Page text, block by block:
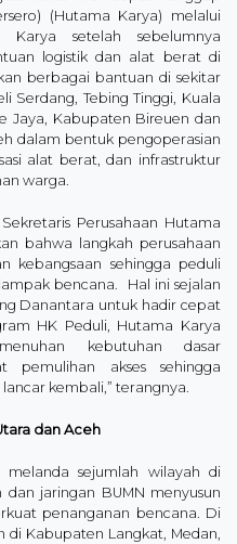
(Hutama Karya) melalui
setelah sebelumnya
logistik dan alat berat di
berbagai bantuan di sekitar
Serdang, Tebing Tinggi, Kuala
Jaya, Kabupaten Bireuen dan
dalam bentuk pengoperasian
alat berat, dan infrastruktur
warga.
Perusahaan Hutama
bahwa langkah perusahaan
kebangsaan sehingga peduli
bencana. Hal ini sejalan
Danantara untuk hadir cepat
HK Peduli, Hutama Karya
kebutuhan dasar
pemulihan akses sehingga
kembali,” terangnya.
dan Aceh
melanda sejumlah wilayah di
jaringan BUMN menyusun
penanganan bencana. Di
Kabupaten Langkat, Medan,